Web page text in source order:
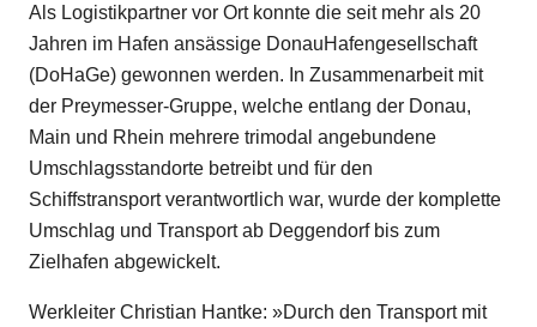
Als Logistikpartner vor Ort konnte die seit mehr als 20
Jahren im Hafen ansässige DonauHafengesellschaft
(DoHaGe) gewonnen werden. In Zusammenarbeit mit
der Preymesser-Gruppe, welche entlang der Donau,
Main und Rhein mehrere trimodal angebundene
Umschlagsstandorte betreibt und für den
Schiffstransport verantwortlich war, wurde der komplette
Umschlag und Transport ab Deggendorf bis zum
Zielhafen abgewickelt.
Werkleiter Christian Hantke: »Durch den Transport mit